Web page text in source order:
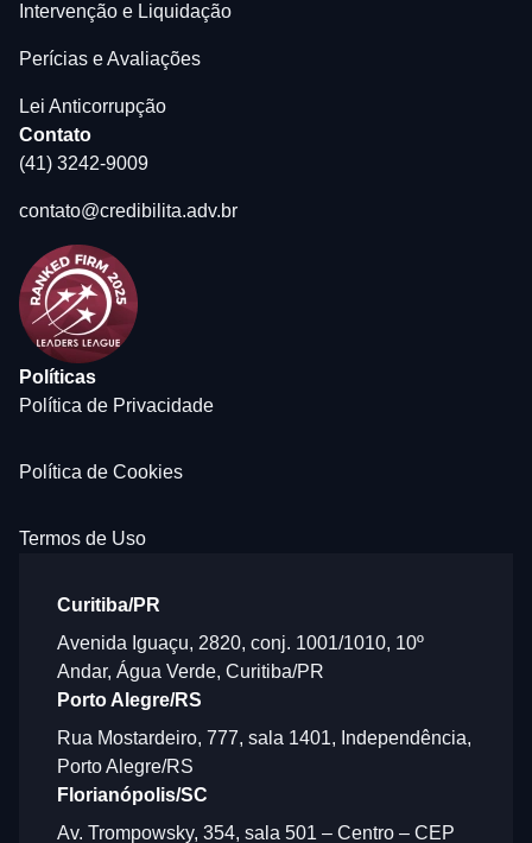
Intervenção e Liquidação
Perícias e Avaliações
Lei Anticorrupção
Contato
(41) 3242-9009
contato@credibilita.adv.br
Políticas
Política de Privacidade
Política de Cookies
Termos de Uso
Curitiba/PR
Avenida Iguaçu, 2820, conj. 1001/1010, 10º
Andar, Água Verde, Curitiba/PR
Porto Alegre/RS
Rua Mostardeiro, 777, sala 1401, Independência,
Porto Alegre/RS
Florianópolis/SC
Av. Trompowsky, 354, sala 501 – Centro – CEP